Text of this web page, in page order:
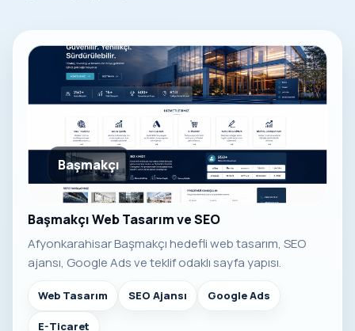
Başmakçı
Başmakçı Web Tasarım ve SEO
Afyonkarahisar Başmakçı hedefli web tasarım, SEO
ajansı, Google Ads ve teklif odaklı sayfa yapısı.
Web Tasarım SEO Ajansı Google Ads
E-Ticaret